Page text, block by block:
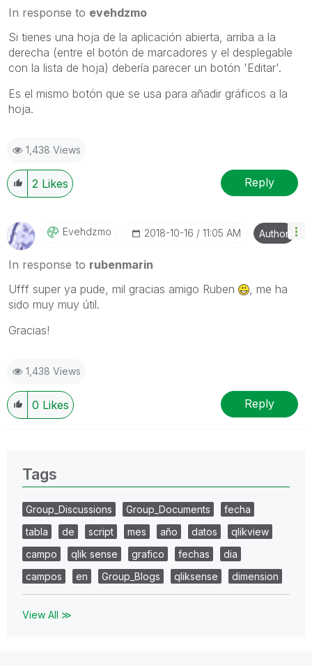
In response to evehdzmo
Si tienes una hoja de la aplicación abierta, arriba a la
derecha (entre el botón de marcadores y el desplegable
con la lista de hoja) debería parecer un botón 'Editar'.
Es el mismo botón que se usa para añadir gráficos a la
hoja.
1,438 Views
2 Likes Reply
Evehdzmo ‎2018-10-16 11:05 AM Author
In response to rubenmarin
Ufff super ya pude, mil gracias amigo Ruben
, me ha
sido muy muy útil.
Gracias!
1,438 Views
0 Likes Reply
Tags
Group_Discussions Group_Documents
fecha
tabla
de script mes año datos
qlikview
campo
qlik sense grafico fechas
dia
campos
en Group_Blogs qliksense dimension
View All ≫